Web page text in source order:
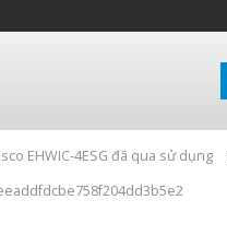
EHWIC-4ESG đã qua sử dụng